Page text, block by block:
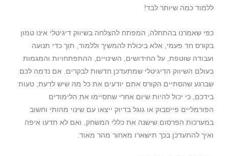
ללמוד כמה שיותר לבד!
כפי שאמרנו בהתחלה, המפתח להצלחה בשיווק דיגיטלי אינו טמון
בקורס חד פעמי, אלא ביכולת להמשיך וללמוד, תוך כדי תנועה
ועבודה שוטפת, על החידושים, השינויים, ההתפתחויות והמגמות
בעולם השיווק הדיגיטלי שמתעדכן חדשות לבקרים. אם נדמה לכם
שברגע שהסתיים הקורס אתם יודעים את כל מה שיש לדעת, טעות
בידכם, כי יכול להיות שיום אחרי שתסיימו את הלימודים
הפורמליים פייסבוק או גוגל בדיוק ייצאו עם שינוי מהותי וחשוב
במערכות הפרסום שישנה את כללי המשחק, ואם לא תדעו איפה
ואיך להתעדכן בכך תישארו מאחור מהר מאוד.